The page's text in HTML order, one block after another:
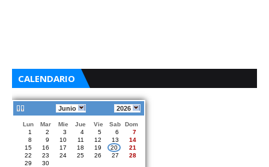
CALENDARIO
Junio 2026
Lun Mar Mie Jue Vie Sab
Dom
1
2 3 4 5 6
7
8
9 10 11 12 13
14
15
16 17 18 19 20
21
22
23 24 25 26 27
28
29
30